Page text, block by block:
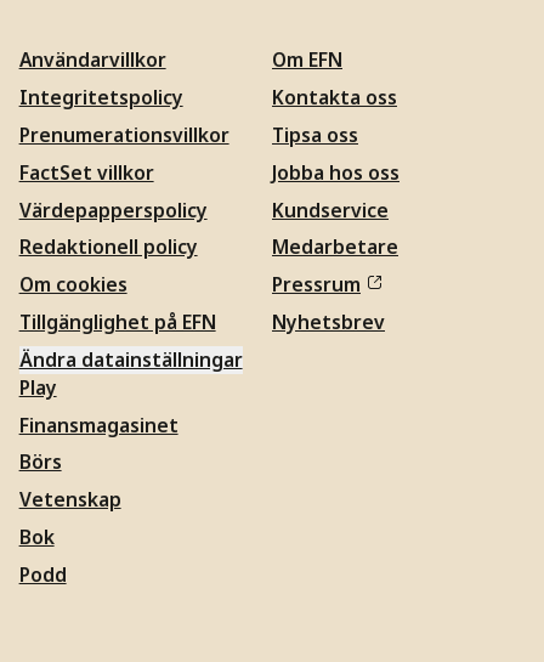
Användarvillkor
Integritetspolicy
Prenumerationsvillkor
FactSet villkor
Värdepapperspolicy
Redaktionell policy
Om cookies
Tillgänglighet på EFN
Ändra datainställningar
Om EFN
Kontakta oss
Tipsa oss
Jobba hos oss
Kundservice
Medarbetare
Pressrum
Nyhetsbrev
Play
Finansmagasinet
Börs
Vetenskap
Bok
Podd